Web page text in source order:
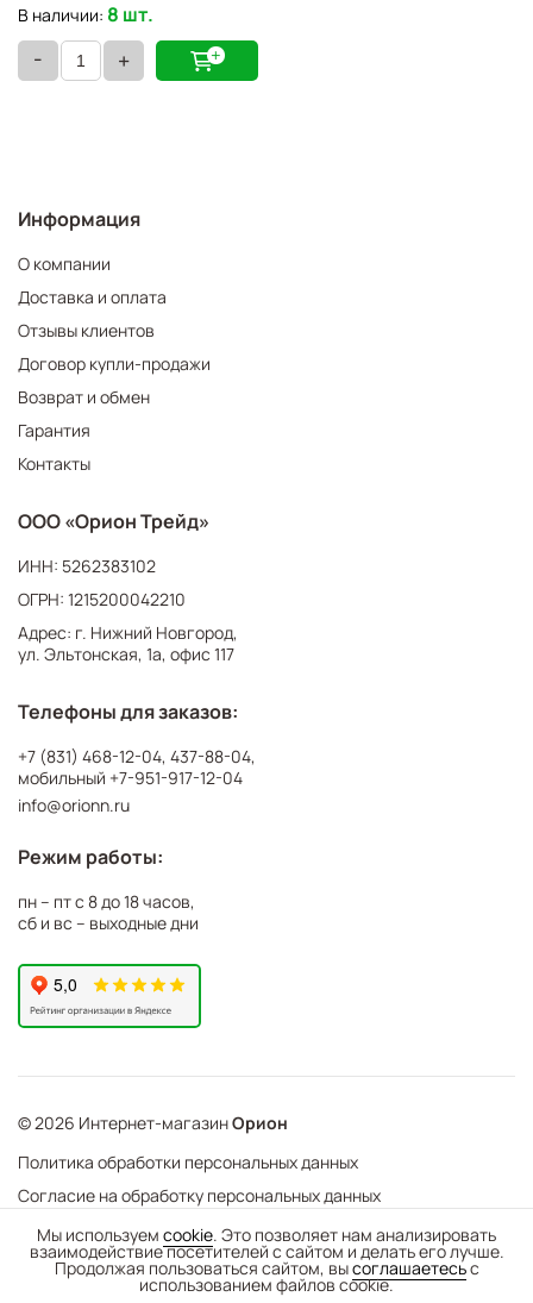
Мы используем cookie. Это позволяет нам анализировать
взаимодействие посетителей с сайтом и делать его лучше.
Продолжая пользоваться сайтом, высоглашаетесьс
использованием файлов cookie.
- + В корзину
В наличии: 8 шт.
- +
Информация
О компании
Доставка и оплата
Отзывы клиентов
Договор купли-продажи
Возврат и обмен
Гарантия
Контакты
ООО «Орион Трейд»
ИНН: 5262383102
ОГРН: 1215200042210
Адрес: г. Нижний Новгород,
ул. Эльтонская, 1а, офис 117
Телефоны для заказов:
+7 (831) 468-12-04, 437-88-04,
мобильный +7-951-917-12-04
info@orionn.ru
Режим работы:
пн – пт с 8 до 18 часов,
сб и вс – выходные дни
© 2026 Интернет-магазинОрион
Политика обработки персональных данных
Согласие на обработку персональных данных
Web Механика
- создание интернет-магазинов